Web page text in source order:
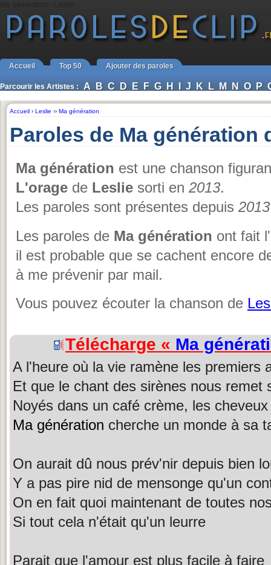
Accueil Top 50 Ajouter des paroles
Parcourir les Artistes : A B C D E F G H I J K L M N O P
Accueil › Leslie ›› Ma génération
Paroles de Ma génération
Ma génération est une chanson
L'orage de Leslie sorti en 2013.
Les paroles sont présentes depuis 2013
Les paroles de Ma génération ont fait
il est probable que se cachent encore
à me prévenir par mail.
Vous pouvez écouter la chanson de
Télécharge « Ma
A l'heure où la vie ramène les premiers
Et que le chant des sirènes nous remet
Noyés dans un café crème, les
Ma génération cherche un monde à sa
On aurait dû nous prév'nir depuis bien
Y a pas pire nid de mensonge qu'un
On en fait quoi maintenant de toutes
Si tout cela n'était qu'un leurre
Parait que l'amour est plus facile à faire